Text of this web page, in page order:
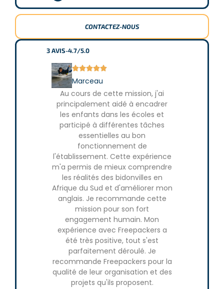
CONTACTEZ-NOUS
3AVIS-4.7/5.0

Marceau
Au cours de cette mission, j'ai
principalement aidé à encadrer
les enfants dans les écoles et
participé à différentes tâches
essentielles au bon
fonctionnement de
l'établissement. Cette expérience
m'a permis de mieux comprendre
les réalités des bidonvilles en
Afrique du Sud et d'améliorer mon
anglais. Je recommande cette
mission pour son fort
engagement humain. Mon
expérience avec Freepackers a
été très positive, tout s'est
parfaitement déroulé. Je
recommande Freepackers pour la
qualité de leur organisation et des
projets qu'ils proposent.